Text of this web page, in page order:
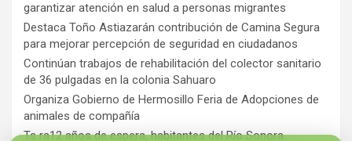
garantizar atención en salud a personas migrantes
Destaca Toño Astiazarán contribución de Camina Segura
para mejorar percepción de seguridad en ciudadanos
Continúan trabajos de rehabilitación del colector sanitario
de 36 pulgadas en la colonia Sahuaro
Organiza Gobierno de Hermosillo Feria de Adopciones de
animales de compañía
Ts ra12 años de espera, habitantes del Río Sonora